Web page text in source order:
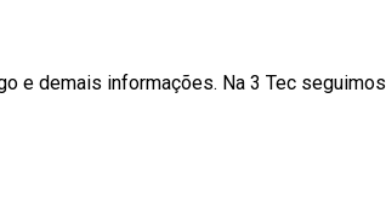
e demais informações. Na 3 Tec seguimos